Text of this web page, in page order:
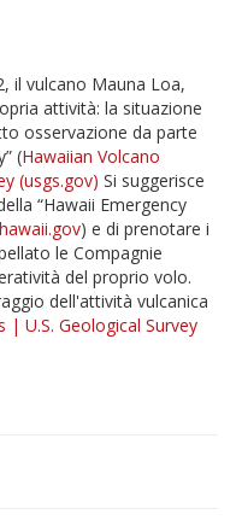
il vulcano Mauna Loa,
attività: la situazione
osservazione da parte
(Hawaiian Volcano
(usgs.gov) Si suggerisce
“Hawaii Emergency
) e di prenotare i
le Compagnie
del proprio volo.
dell'attività vulcanica
| U.S. Geological Survey